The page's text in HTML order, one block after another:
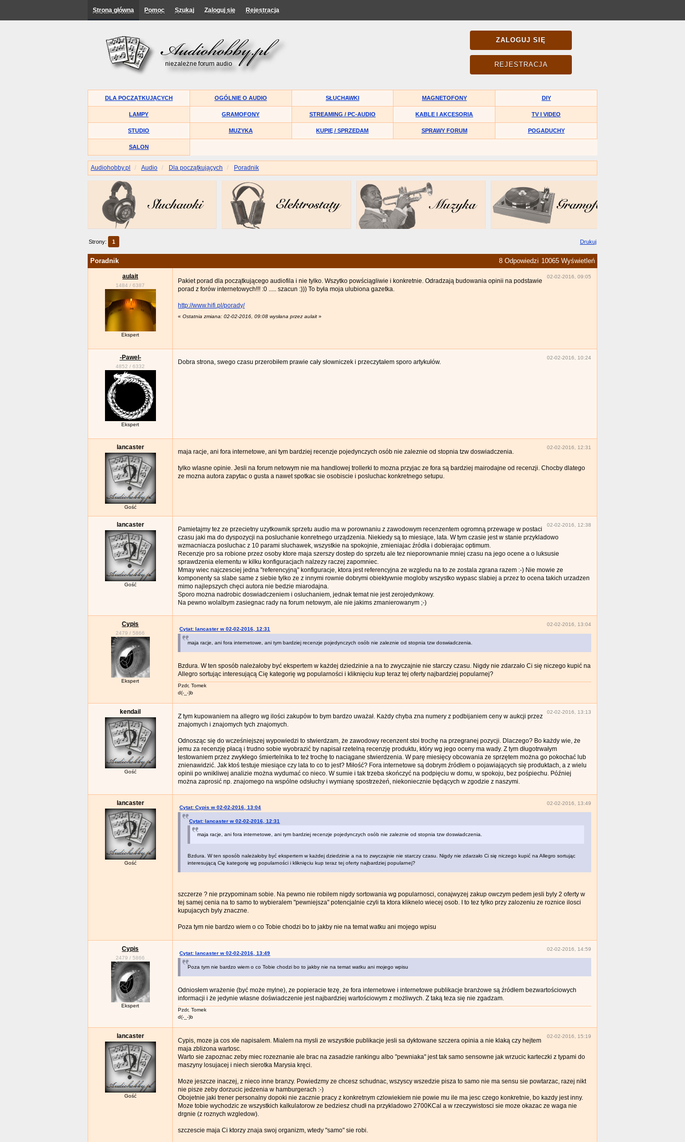
Strona główna Pomoc Szukaj Zaloguj się Rejestracja
ZALOGUJ SIĘ
REJESTRACJA
DLA POCZĄTKUJĄCYCH OGÓLNIE O AUDIO SŁUCHAWKI MAGNETOFONY DIY
LAMPY GRAMOFONY STREAMING / PC-AUDIO KABLE I AKCESORIA TV I VIDEO
STUDIO MUZYKA KUPIĘ / SPRZEDAM SPRAWY FORUM POGADUCHY
SALON
Audiohobby.pl Audio Dla początkujących Poradnik
Drukuj
Strony: 1
Poradnik 8 Odpowiedzi 10065 Wyświetleń
aulait
1484 /6387
Ekspert
02-02-2016, 09:05
Pakiet porad dla początkującego audiofila i nie tylko. Wszytko powściągliwie i konkretnie. Odradzają budowania opinii na podstawie
porad z forów internetowych!!! :0 ..... szacun :))) To była moja ulubiona gazetka.
http://www.hifi.pl/porady/
«Ostatnia zmiana: 02-02-2016, 09:08 wysłana przez aulait »
-Pawel-
4852 /6332
Ekspert
02-02-2016, 10:24
Dobra strona, swego czasu przerobiłem prawie cały słowniczek i przeczytałem sporo artykułów.
lancaster
Gość
02-02-2016, 12:31
maja racje, ani fora internetowe, ani tym bardziej recenzje pojedynczych osób nie zaleznie od stopnia tzw doswiadczenia.
tylko wlasne opinie. Jesli na forum netowym nie ma handlowej trollerki to mozna przyjac ze fora są bardziej mairodajne od recenzji. Chocby dlatego
ze mozna autora zapytac o gusta a nawet spotkac sie osobiscie i posluchac konkretnego setupu.
lancaster
Gość
02-02-2016, 12:38
Pamietajmy tez ze przecietny uzytkownik sprzetu audio ma w porownaniu z zawodowym recenzentem ogromną przewage w postaci
czasu jaki ma do dyspozycji na posluchanie konretnego urządzenia. Niekiedy są to miesiące, lata. W tym czasie jest w stanie przykladowo
wzmacniacza posluchac z 10 parami sluchawek, wszystkie na spokojnie, zmieniajac źródła i dobierajac optimum.
Recenzje pro sa robione przez osoby ktore maja szerszy dostep do sprzetu ale tez nieporownanie mniej czasu na jego ocene a o luksusie
sprawdzenia elementu w kilku konfiguracjach nalzezy raczej zapomniec.
Mmay wiec najczesciej jedna "referencyjną" konfiguracje, ktora jest referencyjna ze wzgledu na to ze zostala zgrana razem :-) Nie mowie ze
komponenty sa slabe same z siebie tylko ze z innymi rownie dobrymi obiektywnie mogloby wszystko wypasc slabiej a przez to ocena takich urzadzen
mimo najlepszych chęci autora nie bedzie miarodajna.
Sporo mozna nadrobic doswiadczeniem i osluchaniem, jednak temat nie jest zerojedynkowy.
Na pewno wolalbym zasiegnac rady na forum netowym, ale nie jakims zmanierowanym ;-)
Cypis
2479 /5866
Ekspert
02-02-2016, 13:04
Cytat: lancaster w 02-02-2016, 12:31
maja racje, ani fora internetowe, ani tym bardziej recenzje pojedynczych osób nie zaleznie od stopnia tzw doswiadczenia.
Bzdura. W ten sposób należałoby być ekspertem w każdej dziedzinie a na to zwyczajnie nie starczy czasu. Nigdy nie zdarzało Ci się niczego kupić na
Allegro sortując interesującą Cię kategorię wg popularności i kliknięciu kup teraz tej oferty najbardziej popularnej?
Pzdr, Tomek
d(-_-)b
kendail
Gość
02-02-2016, 13:13
Z tym kupowaniem na allegro wg ilości zakupów to bym bardzo uważał. Każdy chyba zna numery z podbijaniem ceny w aukcji przez
znajomych i znajomych tych znajomych.
Odnosząc się do wcześniejszej wypowiedzi to stwierdzam, że zawodowy recenzent stoi trochę na przegranej pozycji. Dlaczego? Bo każdy wie, że
jemu za recenzję płacą i trudno sobie wyobrazić by napisał rzetelną recenzję produktu, który wg jego oceny ma wady. Z tym długotrwałym
testowaniem przez zwykłego śmiertelnika to też trochę to naciągane stwierdzenia. W parę miesięcy obcowania ze sprzętem można go pokochać lub
znienawidzić. Jak ktoś testuje miesiące czy lata to co to jest? Miłość? Fora internetowe są dobrym źródłem o pojawiających się produktach, a z wielu
opinii po wnikliwej analizie można wydumać co nieco. W sumie i tak trzeba skończyć na podpięciu w domu, w spokoju, bez pośpiechu. Później
można zaprosić np. znajomego na wspólne odsłuchy i wymianę spostrzeżeń, niekoniecznie będących w zgodzie z naszymi.
lancaster
Gość
02-02-2016, 13:49
Cytat: Cypis w 02-02-2016, 13:04
Cytat: lancaster w 02-02-2016, 12:31
maja racje, ani fora internetowe, ani tym bardziej recenzje pojedynczych osób nie zaleznie od stopnia tzw doswiadczenia.
Bzdura. W ten sposób należałoby być ekspertem w każdej dziedzinie a na to zwyczajnie nie starczy czasu. Nigdy nie zdarzało Ci się niczego kupić na Allegro sortując
interesującą Cię kategorię wg popularności i kliknięciu kup teraz tej oferty najbardziej popularnej?
szczerze ? nie przypominam sobie. Na pewno nie robilem nigdy sortowania wg popularnosci, conajwyzej zakup owczym pedem jesli byly 2 oferty w
tej samej cenia na to samo to wybieralem "pewniejsza" potencjalnie czyli ta ktora kliknelo wiecej osob. I to tez tylko przy zalozeniu ze roznice ilosci
kupujacych byly znaczne.
Poza tym nie bardzo wiem o co Tobie chodzi bo to jakby nie na temat watku ani mojego wpisu
Cypis
2479 /5866
Ekspert
02-02-2016, 14:59
Cytat: lancaster w 02-02-2016, 13:49
Poza tym nie bardzo wiem o co Tobie chodzi bo to jakby nie na temat watku ani mojego wpisu
Odniosłem wrażenie (być może mylne), ze popieracie tezę, że fora internetowe i internetowe publikacje branżowe są źródłem bezwartościowych
informacji i że jedynie własne doświadczenie jest najbardziej wartościowym z możliwych. Z taką teza się nie zgadzam.
Pzdr, Tomek
d(-_-)b
lancaster
Gość
02-02-2016, 15:19
Cypis, moze ja cos xle napisalem. Mialem na mysli ze wszystkie publikacje jesli sa dyktowane szczera opinia a nie klaką czy hejtem
maja zblizona wartosc.
Warto sie zapoznac zeby miec rozeznanie ale brac na zasadzie rankingu albo "pewniaka" jest tak samo sensowne jak wrzucic karteczki z typami do
maszyny losujacej i niech sierotka Marysia kręci.
Moze jeszcze inaczej, z nieco inne branzy. Powiedzmy ze chcesz schudnac, wszyscy wszedzie pisza to samo nie ma sensu sie powtarzac, razej nikt
nie pisze zeby dorzucic jedzenia w hamburgerach :-)
Obojetnie jaki trener personalny dopoki nie zacznie pracy z konkretnym czlowiekiem nie powie mu ile ma jesc czego konkretnie, bo kazdy jest inny.
Moze tobie wychodzic ze wszystkich kalkulatorow ze bedziesz chudł na przykladowo 2700KCal a w rzeczywistosci sie moze okazac ze waga nie
drgnie (z roznych wzgledow).
szczescie maja Ci ktorzy znaja swoj organizm, wtedy "samo" sie robi.